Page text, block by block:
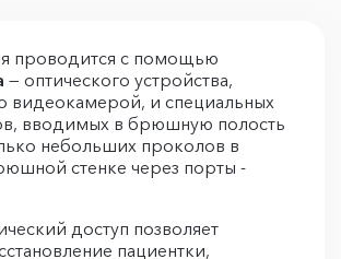
проводится с помощью
— оптического устройства,
видеокамерой, и специальных
вводимых в брюшную полость
небольших проколов в
стенке через порты -
доступ позволяет
пациентки,